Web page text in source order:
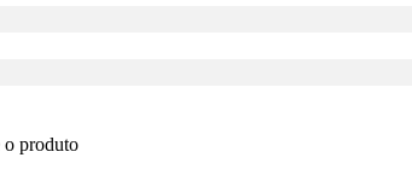
o produto